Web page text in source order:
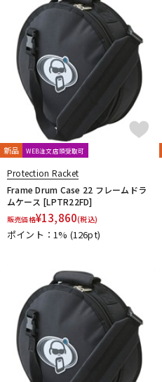
新品 WEB注文店頭受取可
Protection Racket
Frame Drum Case 22 フレームドラ
ムケース [LPTR22FD]
販売価格¥13,860(税込)
ポイント：1% (126pt)